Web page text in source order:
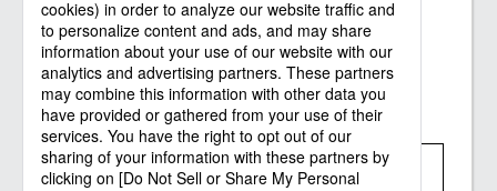
出力データ
2006-12-30T01:00:00.000+0900
2008-02-21T02:00:00.000+0900
2009-04-04T03:00:00.000+0900
= 補足 =
ロジック全体の一覧は「Mapperロジックガイ